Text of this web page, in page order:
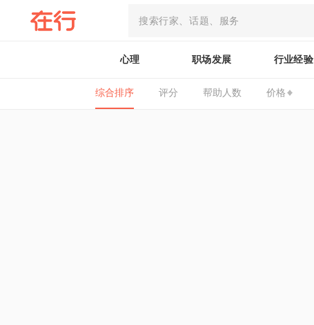
心理 职场发展 行业经验
综合排序 评分 帮助人数 价格